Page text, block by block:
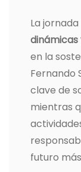
La
dinámicas
en la
Fernando
clave de
mientras
futuro